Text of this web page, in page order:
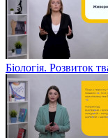
Біологія. Розвиток